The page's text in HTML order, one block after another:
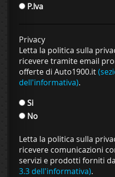
P.Iva
Privacy
Letta la politica sulla
ricevere tramite email
offerte di Auto1900.it
dell'informativa).
Si
No
Letta la politica sulla
ricevere comunicazioni
servizi e prodotti forniti
3.3 dell'informativa).